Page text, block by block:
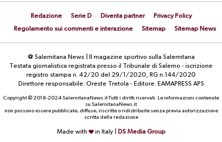
Redazione Serie D Diventa partner
Privacy Policy
Regolamento sui commenti e interazione
Sitemap Sitemap News
⚽ Salernitana News | Il magazine sportivo sulla Salernitana
Testata giornalistica registrata presso il Tribunale di Salerno - iscrizione
registro stampa n. 42/20 del 29/1/2020, RG n.144/2020
Direttore responsabile: Oreste Tretola - Editore: EAMAPRESS APS
Copyright © 2018-2024 SalernitanaNews.it Tutti i diritti riservati. Le informazioni contenute
su SalernitanaNews.it
non possono essere pubblicate, diffuse, riscritte o ridistribuite senza previa autorizzazione
scritta della redazione
Made with in Italy | DS Media Group